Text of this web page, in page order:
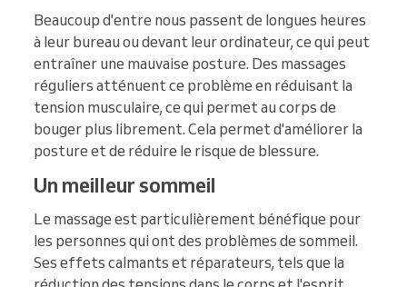
Beaucoup d'entre nous passent de longues heures
à leur bureau ou devant leur ordinateur, ce qui peut
entraîner une mauvaise posture. Des massages
réguliers atténuent ce problème en réduisant la
tension musculaire, ce qui permet au corps de
bouger plus librement. Cela permet d'améliorer la
posture et de réduire le risque de blessure.
Un meilleur sommeil
Le massage est particulièrement bénéfique pour
les personnes qui ont des problèmes de sommeil.
Ses effets calmants et réparateurs, tels que la